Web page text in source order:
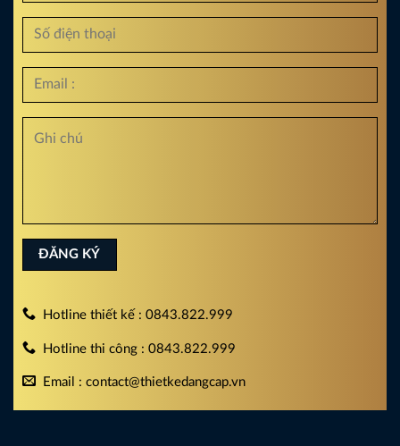
Hotline thiết kế : 0843.822.999
Hotline thi công : 0843.822.999
Email : contact@thietkedangcap.vn